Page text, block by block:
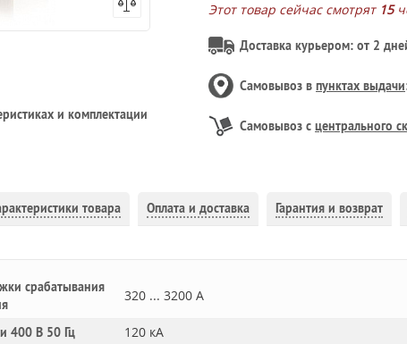
и комплектации
Этот товар сейчас смотрят 15
Доставка курьером: от 2
Самовывоз в пунктах выдачи
Самовывоз с центрального
товара Оплата и доставка Гарантия и возврат
срабатывания
320 ... 3200 А
400 В 50 Гц 120 кА